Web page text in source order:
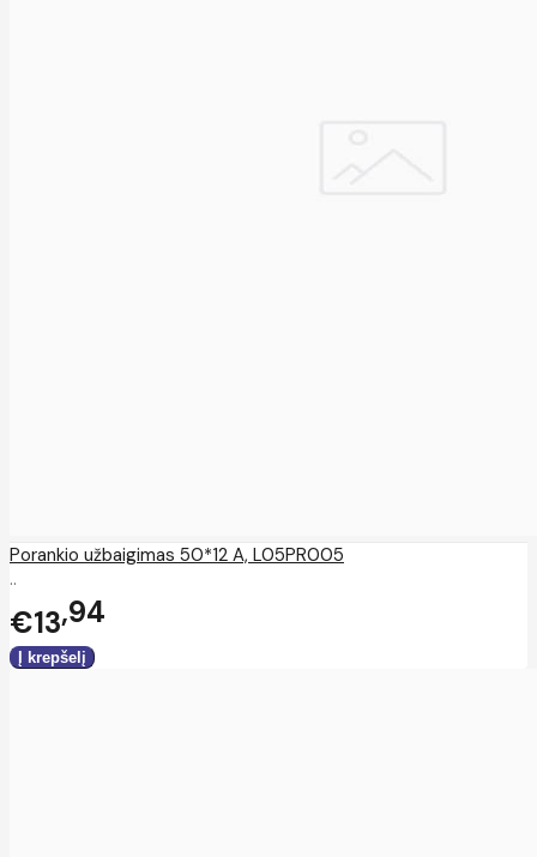
Porankio užbaigimas 50*12 A, L05PR005
..
€13 94